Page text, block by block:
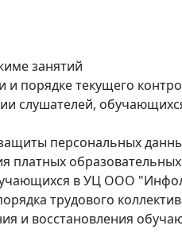
занятий
порядке текущего
слушателей,
персональных
платных образовательных
в УЦ ООО
трудового
и восстановления